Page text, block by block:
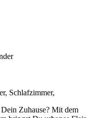
Schlafzimmer,
Zuhause? Mit dem